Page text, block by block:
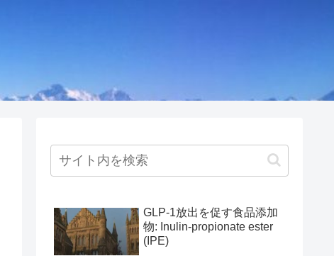
GLP-1放出を促す食品添加
物: Inulin-propionate ester
(IPE)